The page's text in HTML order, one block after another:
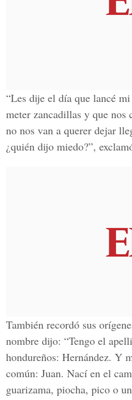
“Les dije el día que lancé
meter zancadillas y que nos
no nos van a querer dejar
¿quién dijo miedo?”,
También recordó sus
nombre dijo: “Tengo el
hondureños: Hernández. Y
común: Juan. Nací en el
guarizama, piocha, pico o